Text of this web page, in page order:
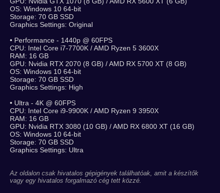
OS: Windows 10 64-bit
Storage: 70 GB SSD
Graphics Settings: Original
• Performance - 1440p @ 60FPS
CPU: Intel Core i7-7700K / AMD Ryzen 5 3600X
RAM: 16 GB
GPU: Nvidia RTX 2070 (8 GB) / AMD RX 5700 XT (8 GB)
OS: Windows 10 64-bit
Storage: 70 GB SSD
Graphics Settings: High
• Ultra - 4K @ 60FPS
CPU: Intel Core i9-9900K / AMD Ryzen 9 3950X
RAM: 16 GB
GPU: Nvidia RTX 3080 (10 GB) / AMD RX 6800 XT (16 GB)
OS: Windows 10 64-bit
Storage: 70 GB SSD
Graphics Settings: Ultra
Az oldalon csak hivatalos gépigények találhatóak, amit a készítők
vagy egy hivatalos forgalmazó cég tett közzé.